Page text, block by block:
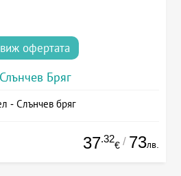
виж офертата
Слънчев Бряг
- Слънчев бряг
37.32
€ / 73лв.